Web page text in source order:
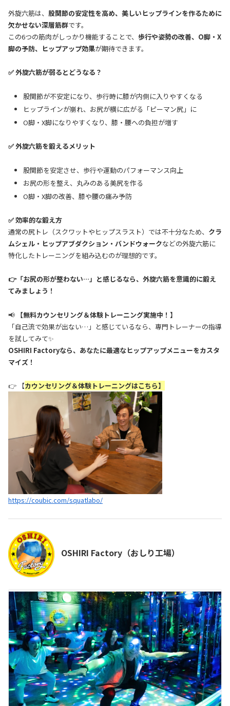
外旋六筋は、 股関節の安定性を高め、美しいヒップラインを作るために
欠かせない深層筋群です。
この6つの筋肉がしっかり機能することで、 歩行や姿勢の改善、O脚・X
脚の予防、ヒップアップ効果が期待できます。
✅ 外旋六筋が弱るとどうなる？
股関節が不安定になり、歩行時に膝が内側に入りやすくなる
ヒップラインが崩れ、お尻が横に広がる「ピーマン尻」に
O脚・X脚になりやすくなり、膝・腰への負担が増す
✅ 外旋六筋を鍛えるメリット
股関節を安定させ、歩行や運動のパフォーマンス向上
お尻の形を整え、丸みのある美尻を作る
O脚・X脚の改善、膝や腰の痛み予防
✅ 効率的な鍛え方
通常の尻トレ（スクワットやヒップスラスト）では不十分なため、 クラ
ムシェル・ヒップアブダクション・バンドウォークなどの外旋六筋に
特化したトレーニングを組み込むのが理想的です。
👉「お尻の形が整わない…」と感じるなら、外旋六筋を意識的に鍛え
てみましょう！
📢 【無料カウンセリング＆体験トレーニング実施中！】
「自己流で効果が出ない…」と感じているなら、専門トレーナーの指導
を試してみて✨
OSHIRI Factoryなら、あなたに最適なヒップアップメニューをカスタ
マイズ！
👉 【カウンセリング＆体験トレーニングはこちら】
https://coubic.com/squatlabo/
OSHIRI Factory（おしり工場）